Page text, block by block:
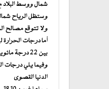
شمال ووسط البلاد
وستظل الرياح
ولا تتوقع مصالح
بين 22 درجة مائوية في بير ام اغرين و36 في النعمة وكيهيدي.
وفيما يلي درجات
الدنيا القصوى